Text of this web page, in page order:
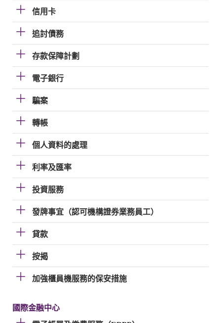
信用卡
追討債務
存款保障計劃
電子銀行
騙案
轉帳
個人資料的處理
利率及匯率
投資服務
發牌事宜（認可機構證券業務員工）
貸款
按揭
加強櫃員機服務的保安措施
國際金融中心